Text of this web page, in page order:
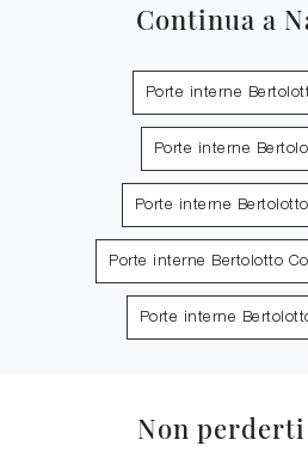
Continua a
Porte interne
Porte interne
Porte interne
Porte interne Bertolotto
Porte interne
Non perderti